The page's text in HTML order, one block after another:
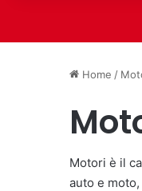
Home /
Motori è il
auto e